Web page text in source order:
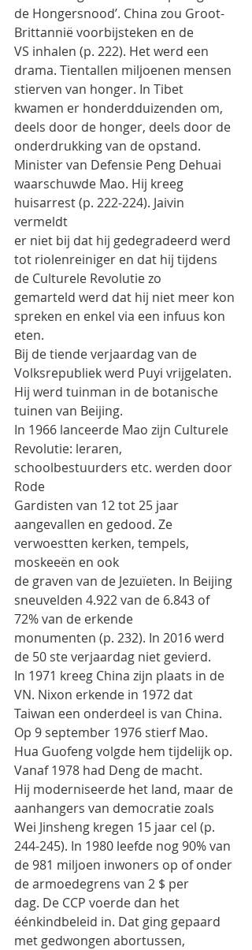
de Hongersnood’. China zou Groot-
Brittannië voorbijsteken en de
VS inhalen (p. 222). Het werd een
drama. Tientallen miljoenen mensen
stierven van honger. In Tibet
kwamen er honderdduizenden om,
deels door de honger, deels door de
onderdrukking van de opstand.
Minister van Defensie Peng Dehuai
waarschuwde Mao. Hij kreeg
huisarrest (p. 222-224). Jaivin
vermeldt
er niet bij dat hij gedegradeerd werd
tot riolenreiniger en dat hij tijdens
de Culturele Revolutie zo
gemarteld werd dat hij niet meer kon
spreken en enkel via een infuus kon
eten.
Bij de tiende verjaardag van de
Volksrepubliek werd Puyi vrijgelaten.
Hij werd tuinman in de botanische
tuinen van Beijing.
In 1966 lanceerde Mao zijn Culturele
Revolutie: leraren,
schoolbestuurders etc. werden door
Rode
Gardisten van 12 tot 25 jaar
aangevallen en gedood. Ze
verwoestten kerken, tempels,
moskeeën en ook
de graven van de Jezuïeten. In Beijing
sneuvelden 4.922 van de 6.843 of
72% van de erkende
monumenten (p. 232). In 2016 werd
de 50 ste verjaardag niet gevierd.
In 1971 kreeg China zijn plaats in de
VN. Nixon erkende in 1972 dat
Taiwan een onderdeel is van China.
Op 9 september 1976 stierf Mao.
Hua Guofeng volgde hem tijdelijk op.
Vanaf 1978 had Deng de macht.
Hij moderniseerde het land, maar de
aanhangers van democratie zoals
Wei Jinsheng kregen 15 jaar cel (p.
244-245). In 1980 leefde nog 90% van
de 981 miljoen inwoners op of onder
de armoedegrens van 2 $ per
dag. De CCP voerde dan het
éénkindbeleid in. Dat ging gepaard
met gedwongen abortussen,